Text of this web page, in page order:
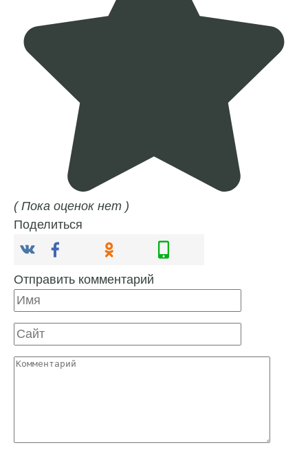
( Пока оценок нет )
Поделиться
Отправить комментарий
Имя
Сайт
Комментарий